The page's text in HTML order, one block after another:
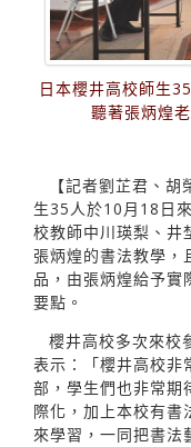
日本櫻井高校師生
聽著張炳煌
【記者劉芷君、
生35人於10月18日
校教師中川瑛梨、井
張炳煌的書法教學，
品，由張炳煌給予實
要點。
櫻井高校多次來校
表示：「櫻井高校非
部，學生們也非常期
際化，加上本校有書
來學習，一同把書法